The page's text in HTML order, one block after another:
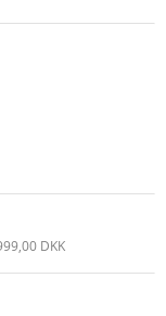
DKK